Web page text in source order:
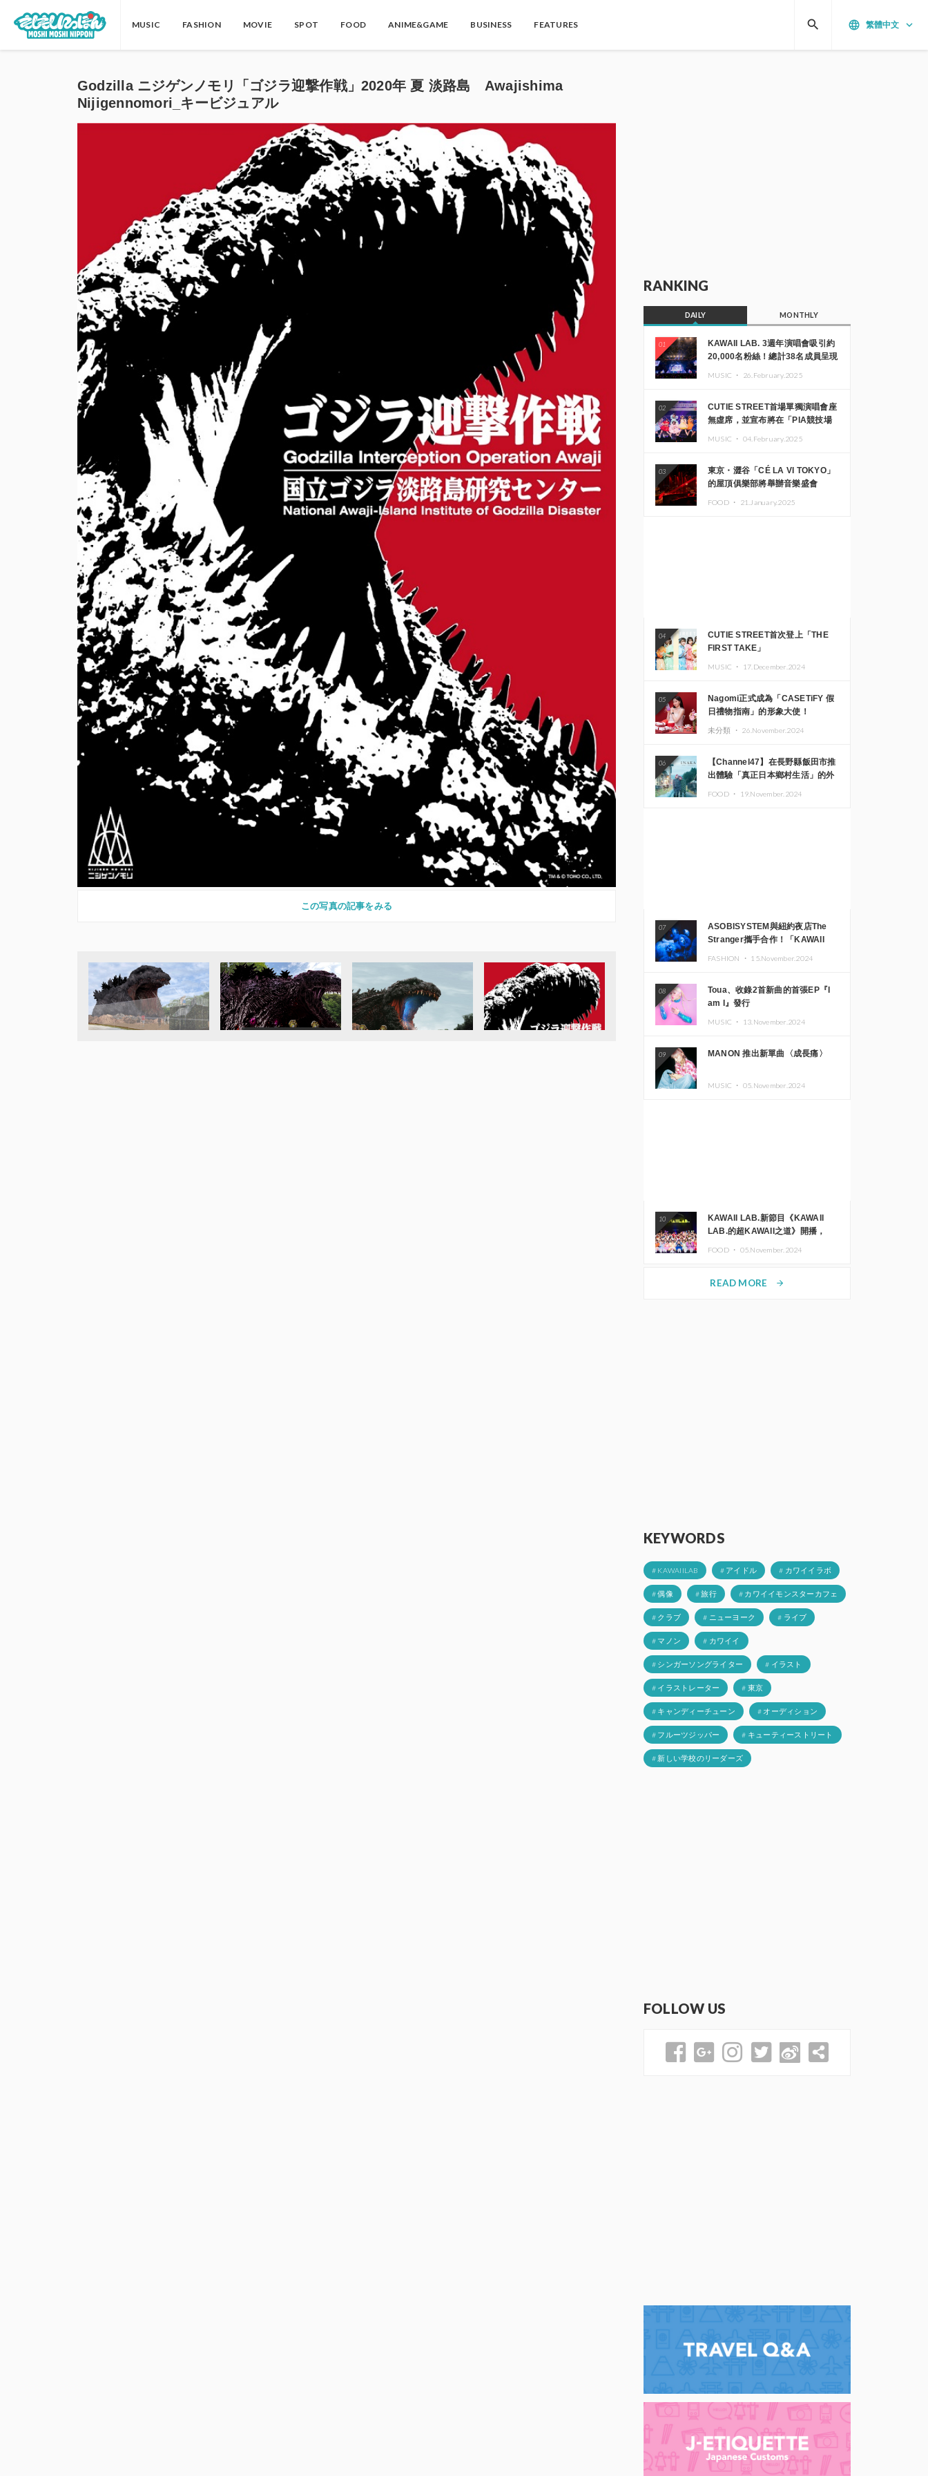
MUSIC FASHION MOVIE SPOT FOOD ANIME&GAME BUSINESS FEATURES language 繁體中文 keyboard_arrow_down
search
Godzilla ニジゲンノモリ「ゴジラ迎撃作戦」2020年 夏 淡路島 Awajishima
Nijigennomori_キービジュアル
この写真の記事をみる
RANKING
DAILY MONTHLY
01
KAWAII LAB. 3週年演唱會吸引約
20,000名粉絲！總計38名成員呈現
MUSIC ・ 26.February.2025
02
CUTIE STREET首場單獨演唱會座
無虛席，並宣布將在「PIA競技場
MUSIC ・ 04.February.2025
03
東京・澀谷「CÉ LA VI TOKYO」
的屋頂俱樂部將舉辦音樂盛會
FOOD ・ 21.January.2025
04
CUTIE STREET首次登上「THE
FIRST TAKE」
MUSIC ・ 17.December.2024
05
Nagomi正式成為「CASETiFY 假
日禮物指南」的形象大使！
未分類 ・ 26.November.2024
06
【Channel47】在長野縣飯田市推
出體驗「真正日本鄉村生活」的外
FOOD ・ 19.November.2024
07
ASOBISYSTEM與紐約夜店The
Stranger攜手合作！「KAWAII
FASHION ・ 15.November.2024
08
Toua、收錄2首新曲的首張EP『I
am I』發行
MUSIC ・ 13.November.2024
09 MANON 推出新單曲〈成長痛〉
MUSIC ・ 05.November.2024
10
KAWAII LAB.新節目《KAWAII
LAB.的超KAWAII之道》開播，
FOOD ・ 05.November.2024
READ MORE arrow_forward
KEYWORDS
# KAWAIILAB # アイドル # カワイイラボ
# 偶像 # 旅行 # カワイイモンスターカフェ
# クラブ # ニューヨーク # ライブ
# マノン # カワイイ
# シンガーソングライター # イラスト
# イラストレーター # 東京
# キャンディーチューン # オーディション
# フルーツジッパー # キューティーストリート
# 新しい学校のリーダーズ
FOLLOW US